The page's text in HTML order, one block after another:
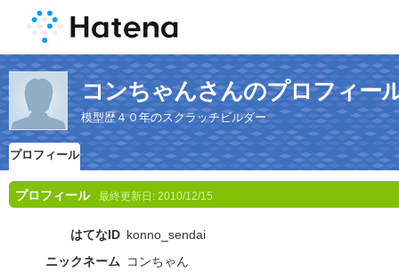
コンちゃんさんのプロフィー
模型歴４０年のスクラッチビルダー
プロフィール
プロフィール 最終更新日: 2010/12/15
はてなID konno_sendai
ニックネーム コンちゃん